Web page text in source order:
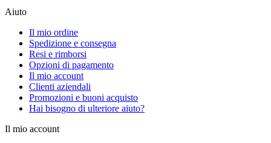
Aiuto
Il mio ordine
Spedizione e consegna
Resi e rimborsi
Opzioni di pagamento
Il mio account
Clienti aziendali
Promozioni e buoni acquisto
Hai bisogno di ulteriore aiuto?
Il mio account